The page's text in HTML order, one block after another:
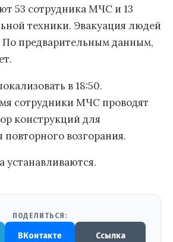
53 сотрудника МЧС и 13
техники. Эвакуация людей
По предварительным данным,
в 18:50.
сотрудники МЧС проводят
конструкций для
возгорания.
ПОДЕЛИТЬСЯ:
ВКонтакте Ссылка